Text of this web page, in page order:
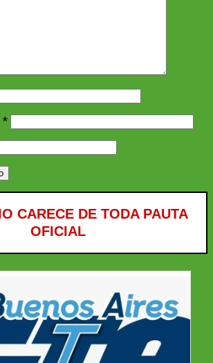
*
CARECE DE TODA PAUTA
OFICIAL